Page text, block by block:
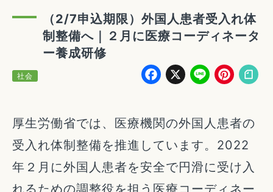
（2/7申込期限）外国人患者受入れ体
制整備へ｜２月に医療コーディネータ
ー養成研修
社会 Facebook
X Line
厚生労働省では、医療機関の外国人患者の
受入れ体制整備を推進しています。2022
年２月に外国人患者を安全で円滑に受け入